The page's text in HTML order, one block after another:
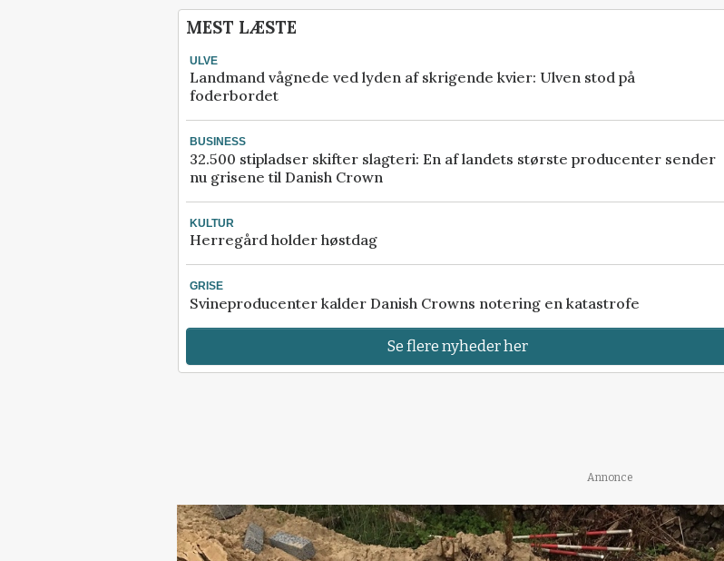
Effektivt Landbrug er låst.
Kvalitetsjournalistik kræver
research, ekspertise og adgang til
relevante kilder.
Men vi vil rigtig gerne tilbyde dig et
digitalt abonnement i 30 dage for
kun 30 kroner.
Prøv 30 dage for 30 kr
Allerede abonnement? Log ind her
Planter
MEST LÆSTE
ULVE
Landmand vågnede ved lyden af skrigende kvier: Ulven stod på
foderbordet
BUSINESS
32.500 stipladser skifter slagteri: En af landets største producenter sender
nu grisene til Danish Crown
KULTUR
Herregård holder høstdag
GRISE
Svineproducenter kalder Danish Crowns notering en katastrofe
Se flere nyheder her
Annonce